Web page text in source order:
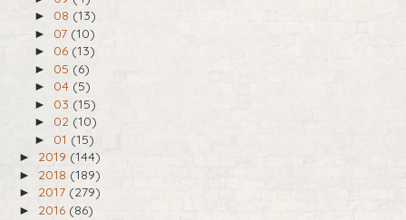
► 08 (13)
► 07 (10)
► 06 (13)
► 05 (6)
► 04 (5)
► 03 (15)
► 02 (10)
► 01 (15)
► 2019 (144)
► 2018 (189)
► 2017 (279)
► 2016 (86)